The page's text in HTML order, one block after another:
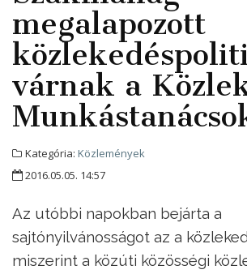
megalapozott
várnak a
Kategória: Közlemények
2016.05.05. 14:57
Az utóbbi napokban bejárta a
sajtónyilvánosságot az a
miszerint a közúti közösségi